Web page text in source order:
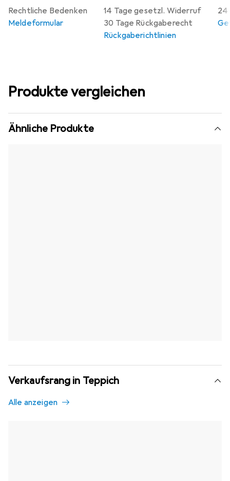
14 Tage gesetzl. Widerruf
30 Tage Rückgaberecht
Rückgaberichtlinien
24
Rechtliche Bedenken
Meldeformular
Produkte vergleichen
Ähnliche Produkte
Verkaufsrang in Teppich
Alle anzeigen